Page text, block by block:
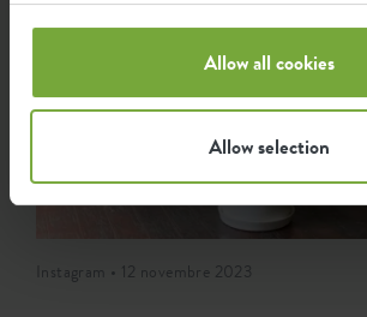
Allow all cookies
Allow selection
Instagram • 12 novembre 2023